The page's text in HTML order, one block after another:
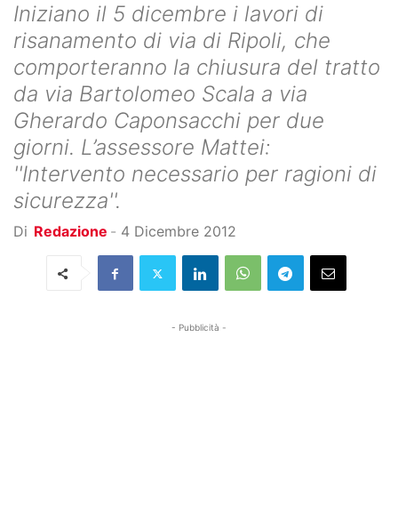
Iniziano il 5 dicembre i lavori di
risanamento di via di Ripoli, che
comporteranno la chiusura del tratto
da via Bartolomeo Scala a via
Gherardo Caponsacchi per due
giorni. L’assessore Mattei:
''Intervento necessario per ragioni di
sicurezza''.
Di Redazione - 4 Dicembre 2012
- Pubblicità -